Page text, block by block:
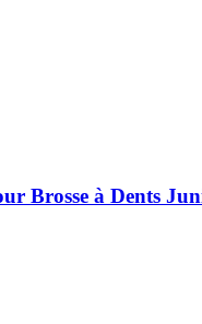
Brosse à Dents